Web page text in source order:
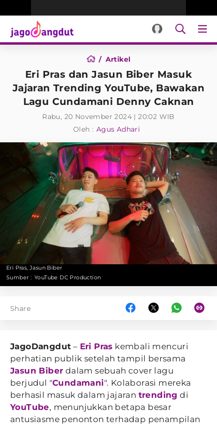
Artikel
Eri Pras dan Jasun Biber Masuk
Jajaran Trending YouTube, Bawakan
Lagu Cundamani Denny Caknan
Rabu, 20 November 2024 | 20:02 WIB
Oleh : Agus Adhari
Eri Pras, Jasun Biber
Sumber : YouTube DC Production
Share
JagoDangdut – Eri Pras kembali mencuri
perhatian publik setelah tampil bersama
Jasun Biber dalam sebuah cover lagu
berjudul "Cundamani". Kolaborasi mereka
berhasil masuk dalam jajaran trending di
YouTube, menunjukkan betapa besar
antusiasme penonton terhadap penampilan